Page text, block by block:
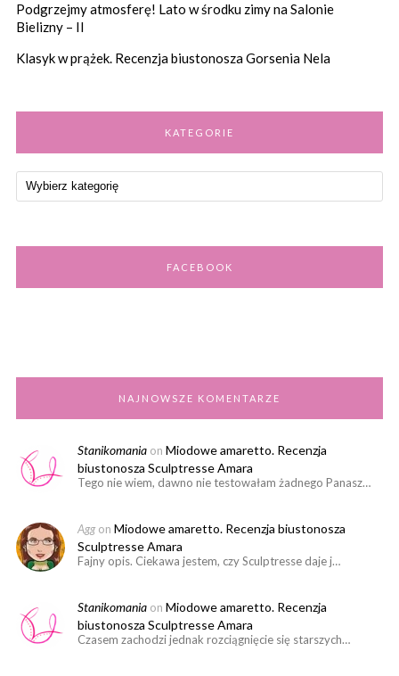
Podgrzejmy atmosferę! Lato w środku zimy na Salonie
Bielizny – II
Klasyk w prążek. Recenzja biustonosza Gorsenia Nela
KATEGORIE
FACEBOOK
NAJNOWSZE KOMENTARZE
Stanikomania on Miodowe amaretto. Recenzja
biustonosza Sculptresse Amara
Tego nie wiem, dawno nie testowałam żadnego Panasz…
Agg on Miodowe amaretto. Recenzja biustonosza
Sculptresse Amara
Fajny opis. Ciekawa jestem, czy Sculptresse daje j…
Stanikomania on Miodowe amaretto. Recenzja
biustonosza Sculptresse Amara
Czasem zachodzi jednak rozciągnięcie się starszych…